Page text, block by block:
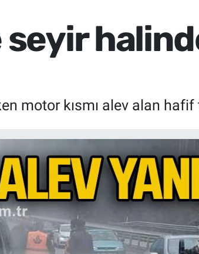
motor kısmı alev alan